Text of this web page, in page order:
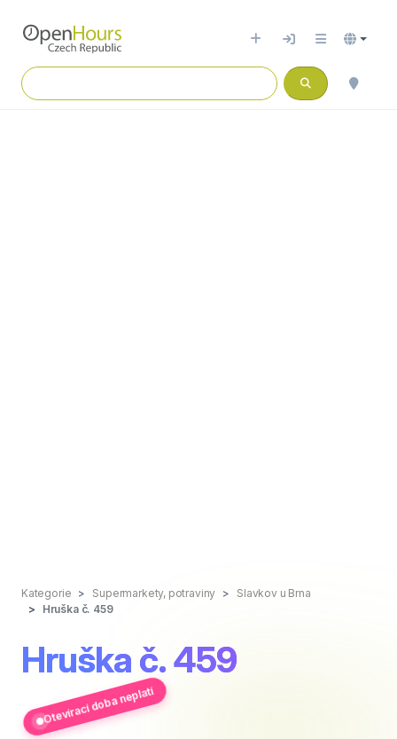
Kategorie Supermarkety, potraviny
Slavkov u Brna
Hruška č. 459
Hruška č. 459
Otevírací doba neplatí